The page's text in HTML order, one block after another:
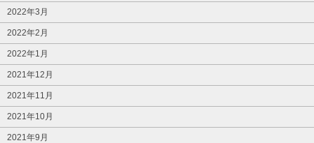
2022年3月
2022年2月
2022年1月
2021年12月
2021年11月
2021年10月
2021年9月